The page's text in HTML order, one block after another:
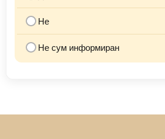
Не
Не сум информиран